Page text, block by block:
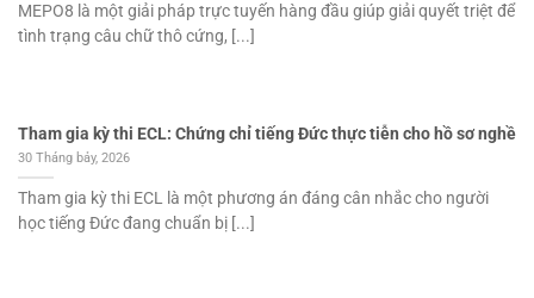
MEPO8 là một giải pháp trực tuyến hàng đầu giúp giải quyết triệt để
tình trạng câu chữ thô cứng, [...]
Tham gia kỳ thi ECL: Chứng chỉ tiếng Đức thực tiễn cho hồ sơ nghề
30 Tháng bảy, 2026
Tham gia kỳ thi ECL là một phương án đáng cân nhắc cho người
học tiếng Đức đang chuẩn bị [...]